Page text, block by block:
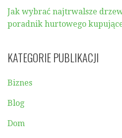
Jak wybrać najtrwalsze
poradnik hurtowego
KATEGORIE PUBLIKACJI
Biznes
Blog
Dom